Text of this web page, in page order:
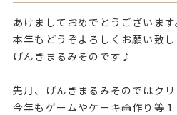
あけましておめでとうございます
本年もどうぞよろしくお願い致し
げんきまるみそのです♪
先月、げんきまるみそのではクリ
今年もゲームやケーキ🍰作り等